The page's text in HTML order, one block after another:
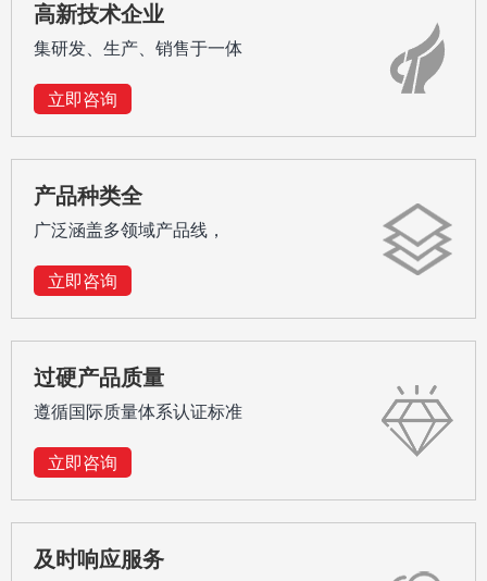
高新技术企业
集研发、生产、销售于一体
立即咨询
产品种类全
广泛涵盖多领域产品线，
立即咨询
过硬产品质量
遵循国际质量体系认证标准
立即咨询
及时响应服务